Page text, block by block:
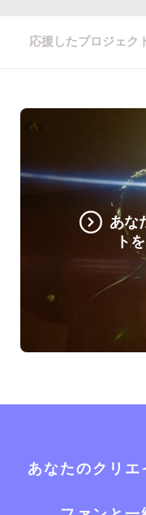
応援したプロジェク
あな
ト
あなたのクリ